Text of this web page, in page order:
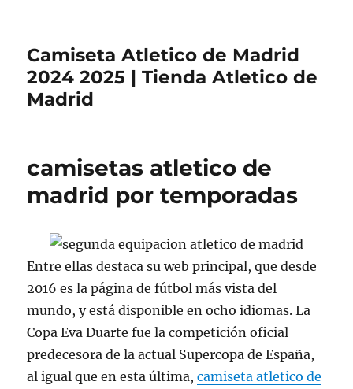
Camiseta Atletico de Madrid
2024 2025 | Tienda Atletico de
Madrid
camisetas atletico de
madrid por temporadas
Entre ellas destaca su web principal, que desde
2016 es la página de fútbol más vista del
mundo, y está disponible en ocho idiomas. La
Copa Eva Duarte fue la competición oficial
predecesora de la actual Supercopa de España,
al igual que en esta última,camiseta atletico de